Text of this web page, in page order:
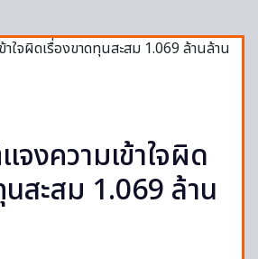
จงความเข้าใจผิด
นสะสม 1.069 ล้าน